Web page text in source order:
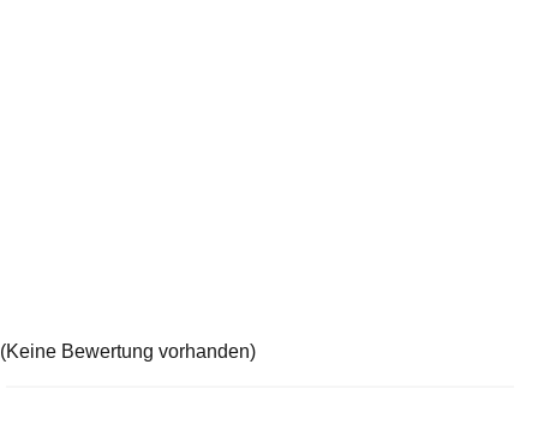
(Keine Bewertung vorhanden)